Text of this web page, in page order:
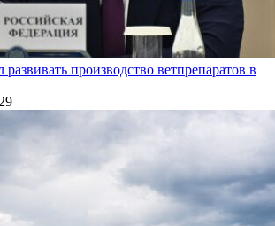
производство ветпрепаратов в